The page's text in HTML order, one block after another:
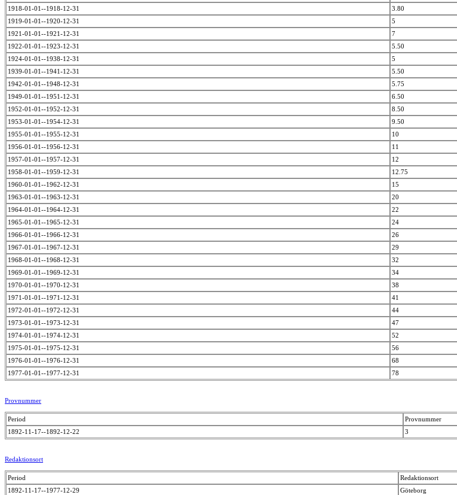
1918-01-01--1918-12-31
3.80
1919-01-01--1920-12-31
5
1921-01-01--1921-12-31
7
1922-01-01--1923-12-31
5.50
1924-01-01--1938-12-31
5
1939-01-01--1941-12-31
5.50
1942-01-01--1948-12-31
5.75
1949-01-01--1951-12-31
6.50
1952-01-01--1952-12-31
8.50
1953-01-01--1954-12-31
9.50
1955-01-01--1955-12-31
10
1956-01-01--1956-12-31
11
1957-01-01--1957-12-31
12
1958-01-01--1959-12-31
12.75
1960-01-01--1962-12-31
15
1963-01-01--1963-12-31
20
1964-01-01--1964-12-31
22
1965-01-01--1965-12-31
24
1966-01-01--1966-12-31
26
1967-01-01--1967-12-31
29
1968-01-01--1968-12-31
32
1969-01-01--1969-12-31
34
1970-01-01--1970-12-31
38
1971-01-01--1971-12-31
41
1972-01-01--1972-12-31
44
1973-01-01--1973-12-31
47
1974-01-01--1974-12-31
52
1975-01-01--1975-12-31
56
1976-01-01--1976-12-31
68
1977-01-01--1977-12-31
78
Provnummer
Period Provnummer
1892-11-17--1892-12-22
3
Redaktionsort
Period Redaktionsort
1892-11-17--1977-12-29
Göteborg